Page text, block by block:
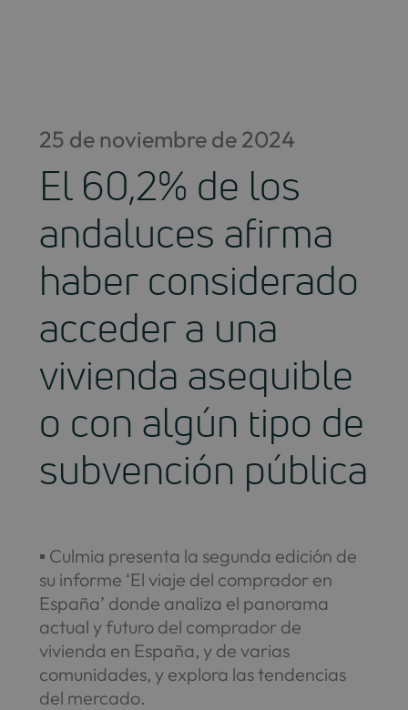
25 de noviembre de 2024
El 60,2% de los
andaluces afirma
haber considerado
acceder a una
vivienda asequible
o con algún tipo de
subvención pública
▪ Culmia presenta la segunda edición de
su informe ‘El viaje del comprador en
España’ donde analiza el panorama
actual y futuro del comprador de
vivienda en España, y de varias
comunidades, y explora las tendencias
del mercado.